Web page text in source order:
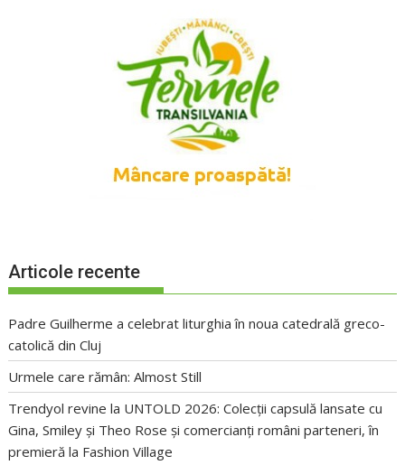
Articole recente
Padre Guilherme a celebrat liturghia în noua catedrală greco-
catolică din Cluj
Urmele care rămân: Almost Still
Trendyol revine la UNTOLD 2026: Colecții capsulă lansate cu
Gina, Smiley și Theo Rose și comercianți români parteneri, în
premieră la Fashion Village